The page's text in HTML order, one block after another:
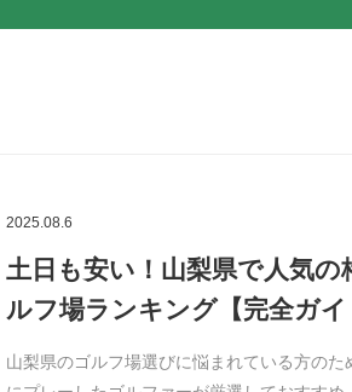
2025.08.6
土日も安い！山梨県で人気の
ルフ場ランキング【完全ガイ
山梨県のゴルフ場選びに悩まれている方のた